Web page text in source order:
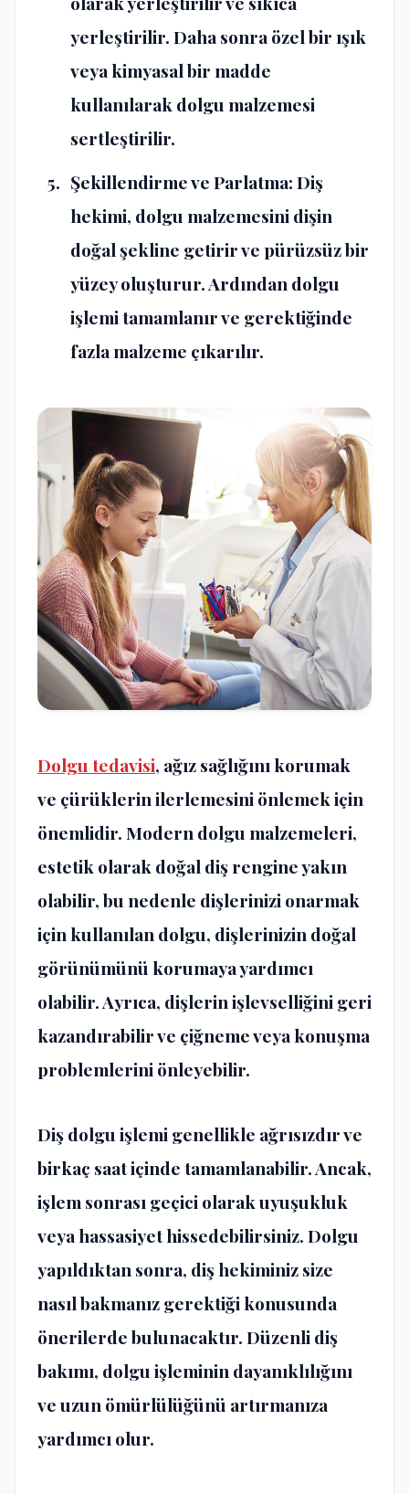
yerleştirilir. Daha sonra özel bir ışık
veya kimyasal bir madde
kullanılarak dolgu malzemesi
sertleştirilir.
Şekillendirme ve Parlatma: Diş
hekimi, dolgu malzemesini dişin
doğal şekline getirir ve pürüzsüz bir
yüzey oluşturur. Ardından dolgu
işlemi tamamlanır ve gerektiğinde
fazla malzeme çıkarılır.
Dolgu tedavisi, ağız sağlığını korumak
ve çürüklerin ilerlemesini önlemek için
önemlidir. Modern dolgu malzemeleri,
estetik olarak doğal diş rengine yakın
olabilir, bu nedenle dişlerinizi onarmak
için kullanılan dolgu, dişlerinizin doğal
görünümünü korumaya yardımcı
olabilir. Ayrıca, dişlerin işlevselliğini geri
kazandırabilir ve çiğneme veya konuşma
problemlerini önleyebilir.
Diş dolgu işlemigenellikle ağrısızdır ve
birkaç saat içinde tamamlanabilir. Ancak,
işlem sonrası geçici olarak uyuşukluk
veya hassasiyet hissedebilirsiniz. Dolgu
yapıldıktan sonra, diş hekiminiz size
nasıl bakmanız gerektiği konusunda
önerilerde bulunacaktır. Düzenli diş
bakımı, dolgu işleminin dayanıklılığını
ve uzun ömürlülüğünü artırmanıza
yardımcı olur.